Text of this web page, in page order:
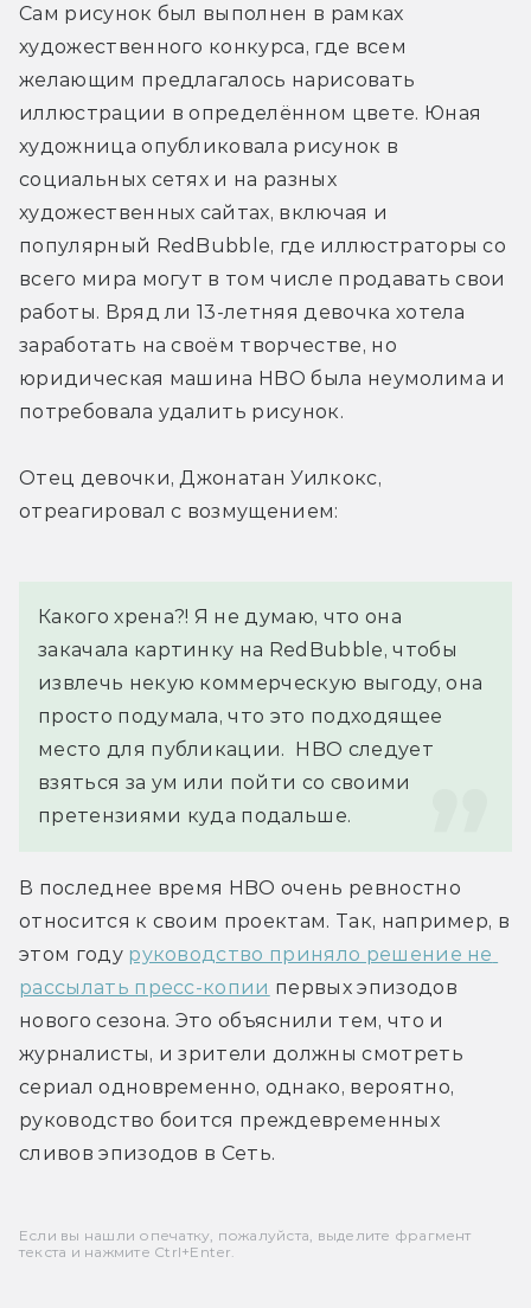
Сам рисунок был выполнен в рамках
художественного конкурса, где всем
желающим предлагалось нарисовать
иллюстрации в определённом цвете. Юная
художница опубликовала рисунок в
социальных сетях и на разных
художественных сайтах, включая и
популярный RedBubble, где иллюстраторы со
всего мира могут в том числе продавать свои
работы. Вряд ли 13-летняя девочка хотела
заработать на своём творчестве, но
юридическая машина HBO была неумолима и
потребовала удалить рисунок.
Отец девочки, Джонатан Уилкокс,
отреагировал с возмущением:
Какого хрена?! Я не думаю, что она
закачала картинку на RedBubble, чтобы
извлечь некую коммерческую выгоду, она
просто подумала, что это подходящее
место для публикации.  HBO следует
взяться за ум или пойти со своими
претензиями куда подальше.
В последнее время HBO очень ревностно
относится к своим проектам. Так, например, в
этом году руководство приняло решение не
рассылать пресс-копии первых эпизодов
нового сезона. Это объяснили тем, что и
журналисты, и зрители должны смотреть
сериал одновременно, однако, вероятно,
руководство боится преждевременных
сливов эпизодов в Сеть.
Если вы нашли опечатку, пожалуйста, выделите фрагмент
текста и нажмите Ctrl+Enter.